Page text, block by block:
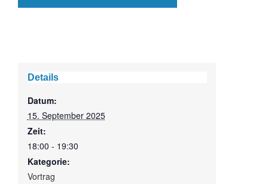
Details
Datum:
15. September 2025
Zeit:
18:00 - 19:30
Kategorie:
Vortrag